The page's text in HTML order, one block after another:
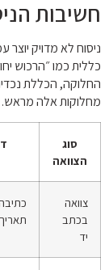
חשיבות
ניסוח לא מדויק
כללית כמו ״הרכוש
החלוקה, הכללת
מחלוקות אלה מראש.
סוג
הצוואה
צוואה
בכתב
יד